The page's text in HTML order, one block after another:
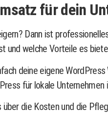
für dein
Dann ist
und welche Vorteile es
deine eigene
für lokale Unternehmen
die Kosten und die